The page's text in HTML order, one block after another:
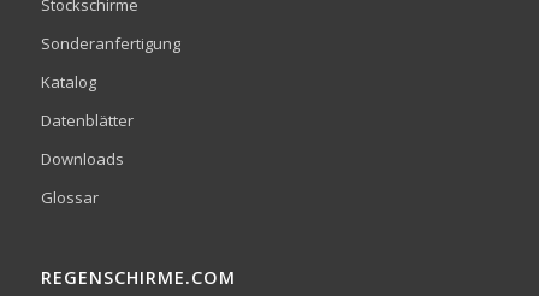
Stockschirme
Sonderanfertigung
Katalog
Datenblätter
Downloads
Glossar
REGENSCHIRME.COM